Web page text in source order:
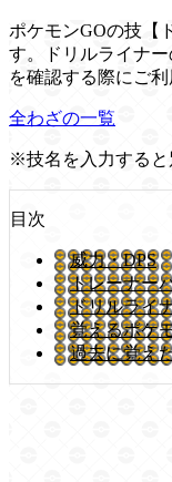
ポケモンGOの技【
す。ドリルライナ
を確認する際にご利
全わざの一覧
※技名を入力すると
目次
威力・DPS
トレーナー
ドリルライ
覚えるポケ
過去に覚え